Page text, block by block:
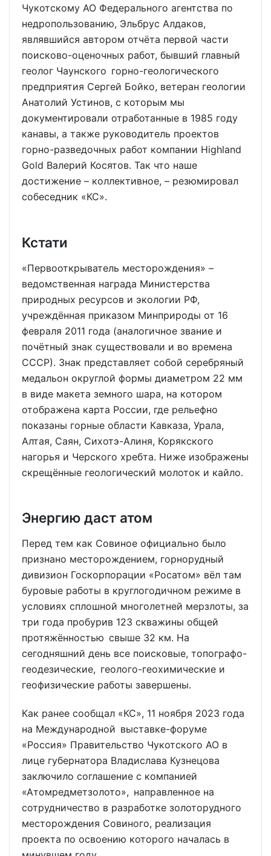
Чукотскому АО Федерального агентства по
недропользованию, Эльбрус Алдаков,
являвшийся автором отчёта первой части
поисково-оценочных работ, бывший главный
геолог Чаунского горно-геологического
предприятия Сергей Бойко, ветеран геологии
Анатолий Устинов, с которым мы
документировали отработанные в 1985 году
канавы, а также руководитель проектов
горно-разведочных работ компании Highland
Gold Валерий Косятов. Так что наше
достижение – коллективное, – резюмировал
собеседник «КС».
Кстати
«Первооткрыватель месторождения» –
ведомственная награда Министерства
природных ресурсов и экологии РФ,
учреждённая приказом Минприроды от 16
февраля 2011 года (аналогичное звание и
почётный знак существовали и во времена
СССР). Знак представляет собой серебряный
медальон округлой формы диаметром 22 мм
в виде макета земного шара, на котором
отображена карта России, где рельефно
показаны горные области Кавказа, Урала,
Алтая, Саян, Сихотэ-Алиня, Корякского
нагорья и Черского хребта. Ниже изображены
скрещённые геологический молоток и кайло.
Энергию даст атом
Перед тем как Совиное официально было
признано месторождением, горнорудный
дивизион Госкорпорации «Росатом» вёл там
буровые работы в круглогодичном режиме в
условиях сплошной многолетней мерзлоты, за
три года пробурив 123 скважины общей
протяжённостью свыше 32 км. На
сегодняшний день все поисковые, топографо-
геодезические, геолого-геохимические и
геофизические работы завершены.
Как ранее сообщал «КС», 11 ноября 2023 года
на Международной выставке-форуме
«Россия» Правительство Чукотского АО в
лице губернатора Владислава Кузнецова
заключило соглашение с компанией
«Атомредметзолото», направленное на
сотрудничество в разработке золоторудного
месторождения Совиного, реализация
проекта по освоению которого началась в